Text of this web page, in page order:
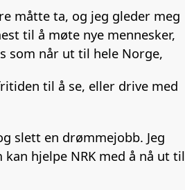
måtte ta, og jeg gleder meg
til å møte nye mennesker,
som når ut til hele Norge,
til å se, eller drive med
slett en drømmejobb. Jeg
hjelpe NRK med å nå ut til